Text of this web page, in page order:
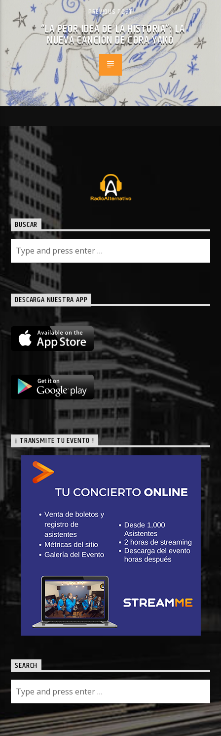
PREVIOUS POST
“LA PEOR IDEA DE LA HISTORIA”: LA
NUEVA CANCIÓN DE CORA YAKO
BUSCAR
DESCARGA NUESTRA APP
¡ TRANSMITE TU EVENTO !
SEARCH